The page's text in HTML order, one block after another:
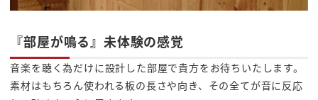
『部屋が鳴る』未体験の感覚
音楽を聴く為だけに設計した部屋で貴方をお待ちいたします。
素材はもちろん使われる板の長さや向き、その全てが音に反応